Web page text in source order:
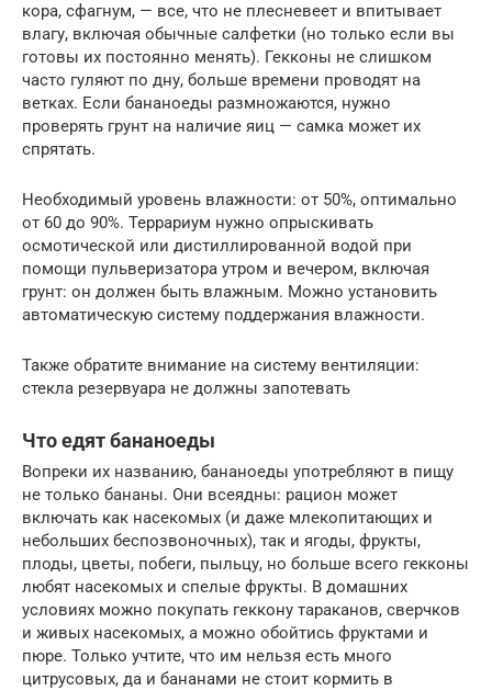
кора, сфагнум, — все, что не плесневеет и впитывает
влагу, включая обычные салфетки (но только если вы
готовы их постоянно менять). Гекконы не слишком
часто гуляют по дну, больше времени проводят на
ветках. Если бананоеды размножаются, нужно
проверять грунт на наличие яиц — самка может их
спрятать.
Необходимый уровень влажности: от 50%, оптимально
от 60 до 90%. Террариум нужно опрыскивать
осмотической или дистиллированной водой при
помощи пульверизатора утром и вечером, включая
грунт: он должен быть влажным. Можно установить
автоматическую систему поддержания влажности.
Также обратите внимание на систему вентиляции:
стекла резервуара не должны запотевать
Что едят бананоеды
Вопреки их названию, бананоеды употребляют в пищу
не только бананы. Они всеядны: рацион может
включать как насекомых (и даже млекопитающих и
небольших беспозвоночных), так и ягоды, фрукты,
плоды, цветы, побеги, пыльцу, но больше всего гекконы
любят насекомых и спелые фрукты. В домашних
условиях можно покупать геккону тараканов, сверчков
и живых насекомых, а можно обойтись фруктами и
пюре. Только учтите, что им нельзя есть много
цитрусовых, да и бананами не стоит кормить в